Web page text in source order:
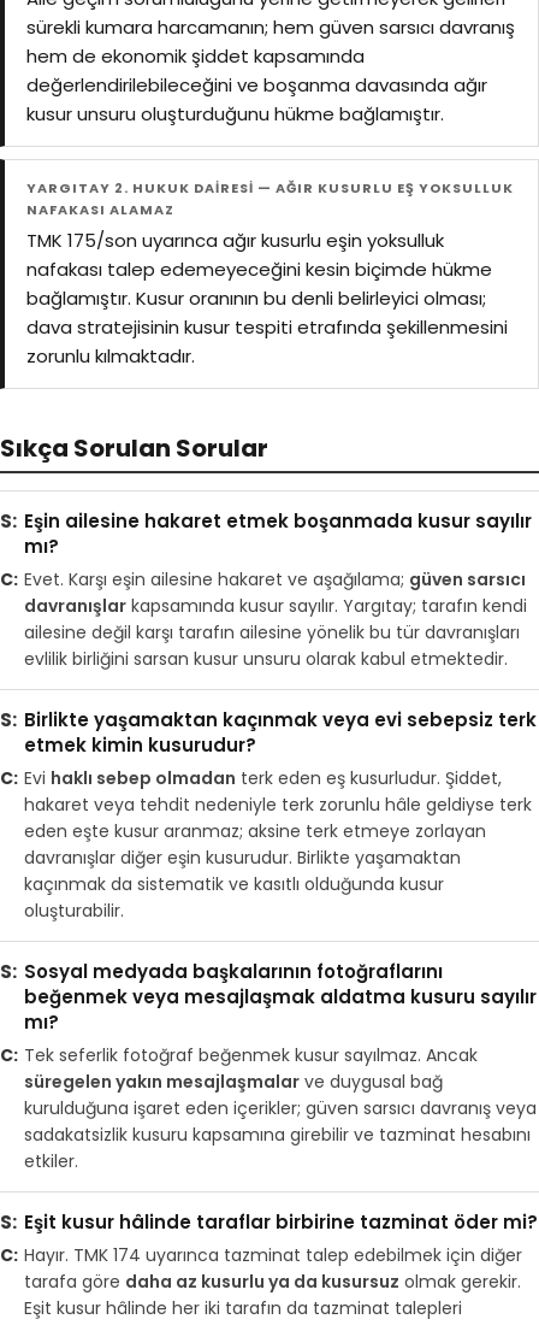
sürekli kumara harcamanın; hem güven sarsıcı davranış
hem de ekonomik şiddet kapsamında
değerlendirilebileceğini ve boşanma davasında ağır
kusur unsuru oluşturduğunu hükme bağlamıştır.
YARGITAY 2. HUKUK DAİRESİ — AĞIR KUSURLU EŞ YOKSULLUK
NAFAKASI ALAMAZ
TMK 175/son uyarınca ağır kusurlu eşin yoksulluk
nafakası talep edemeyeceğini kesin biçimde hükme
bağlamıştır. Kusur oranının bu denli belirleyici olması;
dava stratejisinin kusur tespiti etrafında şekillenmesini
zorunlu kılmaktadır.
Sıkça Sorulan Sorular
Eşin ailesine hakaret etmek boşanmada kusur sayılır
mı?
Evet. Karşı eşin ailesine hakaret ve aşağılama; güven sarsıcı
davranışlar kapsamında kusur sayılır. Yargıtay; tarafın kendi
ailesine değil karşı tarafın ailesine yönelik bu tür davranışları
evlilik birliğini sarsan kusur unsuru olarak kabul etmektedir.
Birlikte yaşamaktan kaçınmak veya evi sebepsiz terk
etmek kimin kusurudur?
Evi haklı sebep olmadan terk eden eş kusurludur. Şiddet,
hakaret veya tehdit nedeniyle terk zorunlu hâle geldiyse terk
eden eşte kusur aranmaz; aksine terk etmeye zorlayan
davranışlar diğer eşin kusurudur. Birlikte yaşamaktan
kaçınmak da sistematik ve kasıtlı olduğunda kusur
oluşturabilir.
Sosyal medyada başkalarının fotoğraflarını
beğenmek veya mesajlaşmak aldatma kusuru sayılır
mı?
Tek seferlik fotoğraf beğenmek kusur sayılmaz. Ancak
süregelen yakın mesajlaşmalar ve duygusal bağ
kurulduğuna işaret eden içerikler; güven sarsıcı davranış veya
sadakatsizlik kusuru kapsamına girebilir ve tazminat hesabını
etkiler.
Eşit kusur hâlinde taraflar birbirine tazminat öder mi?
Hayır. TMK 174 uyarınca tazminat talep edebilmek için diğer
tarafa göre daha az kusurlu ya da kusursuz olmak gerekir.
Eşit kusur hâlinde her iki tarafın da tazminat talepleri